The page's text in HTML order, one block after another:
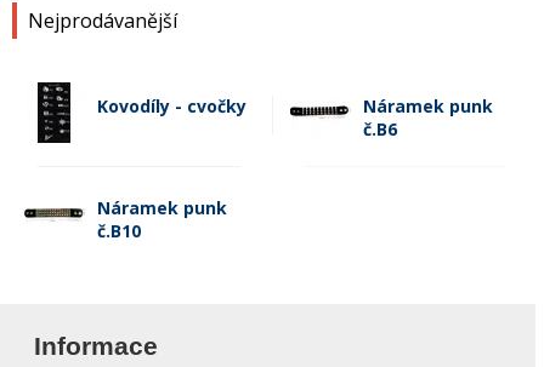
Nejprodávanější
Kovodíly - cvočky
Náramek punk
č.B6
Náramek punk
č.B10
Informace